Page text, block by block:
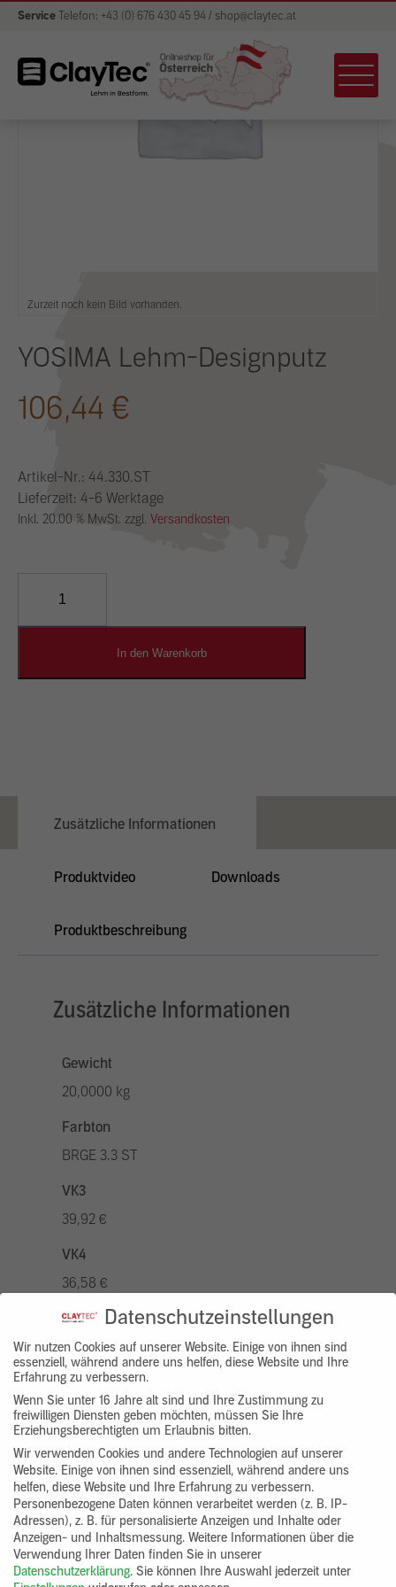
Service Telefon: +43 (0) 676 430 45 94 / shop@claytec.at
Zurzeit noch kein Bild vorhanden.
YOSIMA Lehm-Designputz
106,44 €
Artikel-Nr.: 44.330.ST
Lieferzeit: 4-6 Werktage
Inkl. 20.00 % MwSt. zzgl. Versandkosten
Designputz
In den Warenkorb
Zusätzliche Informationen
Produktvideo Downloads
Produktbeschreibung
Zusätzliche Informationen
Gewicht
20,0000 kg
Farbton
BRGE 3.3 ST
VK3
39,92 €
VK4
36,58 €
VK5
46,56 €
VK7
33,26 €
Gruppenprodukt
yosima_designputz_eimer
Datenschutzeinstellungen
Wir nutzen Cookies auf unserer Website. Einige von ihnen sind
essenziell, während andere uns helfen, diese Website und Ihre
Erfahrung zu verbessern.
Wenn Sie unter 16 Jahre alt sind und Ihre Zustimmung zu
freiwilligen Diensten geben möchten, müssen Sie Ihre
Erziehungsberechtigten um Erlaubnis bitten.
Wir verwenden Cookies und andere Technologien auf unserer
Website. Einige von ihnen sind essenziell, während andere uns
helfen, diese Website und Ihre Erfahrung zu verbessern.
Personenbezogene Daten können verarbeitet werden (z. B. IP-
Adressen), z. B. für personalisierte Anzeigen und Inhalte oder
Anzeigen- und Inhaltsmessung. Weitere Informationen über die
Verwendung Ihrer Daten finden Sie in unserer
Datenschutzerklärung. Sie können Ihre Auswahl jederzeit unter